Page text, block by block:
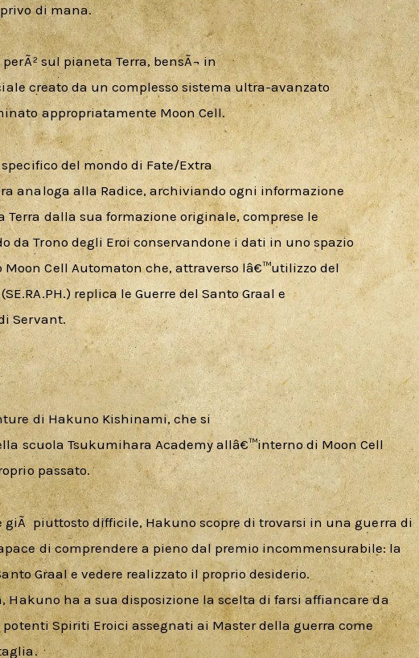
di mana.
sul pianeta Terra, bensÃ¬ in
creato da un complesso sistema ultra-avanzato
appropriatamente Moon Cell.
del mondo di Fate/Extra
analoga alla Radice, archiviando ogni informazione
dalla sua formazione originale, comprese le
da Trono degli Eroi conservandone i dati in uno spazio
Cell Automaton che, attraverso lâ€™utilizzo del
replica le Guerre del Santo Graal e
Servant.
di Hakuno Kishinami, che si
scuola Tsukumihara Academy allâ€™interno di Moon Cell
passato.
giÃ  piuttosto difficile, Hakuno scopre di trovarsi in una guerra di
di comprendere a pieno dal premio incommensurabile: la
Graal e vedere realizzato il proprio desiderio.
Hakuno ha a sua disposizione la scelta di farsi affiancare da
potenti Spiriti Eroici assegnati ai Master della guerra come